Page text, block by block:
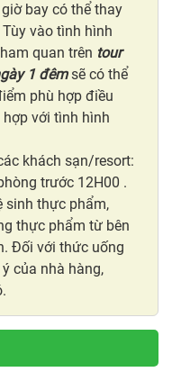
bay có thể thay
vào tình hình
quan trên tour
1 đêmsẽ có thể
phù hợp điều
với tình hình
khách sạn/resort:
trước 12H00 .
sinh thực phẩm,
thực phẩm từ bên
Đối với thức uống
của nhà hàng,